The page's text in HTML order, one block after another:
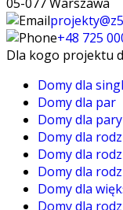
+48 725
Dla kogo projektu
Domy dla
Domy dla par
Domy dla pary
Domy dla
Domy dla
Domy dla
Domy dla
Domy dla